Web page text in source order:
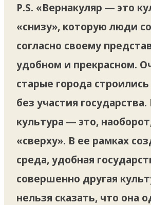
P.S. «Вернакуляр ― это
«снизу», которую люди
согласно своему
удобном и прекрасном.
старые города
без участия
культура ― это,
«сверху». В ее рамках
среда, удобная
совершенно другая
нельзя сказать, что она